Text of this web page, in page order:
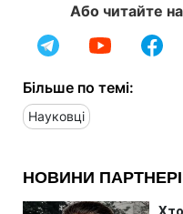
Або читайте
Більше по темі:
Науковці